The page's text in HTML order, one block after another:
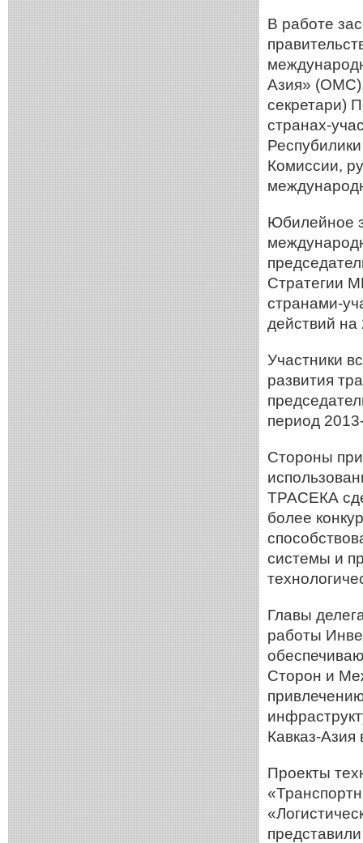
В работе
Азия»
секретари)
странах-
Комиссии,
Юбилейное
Стратегии
странами-
действий на
Участники
развития
период
Стороны
ТРАСЕКА
более
системы и
Главы
работы
Сторон и
Кавказ-Азия
Проекты